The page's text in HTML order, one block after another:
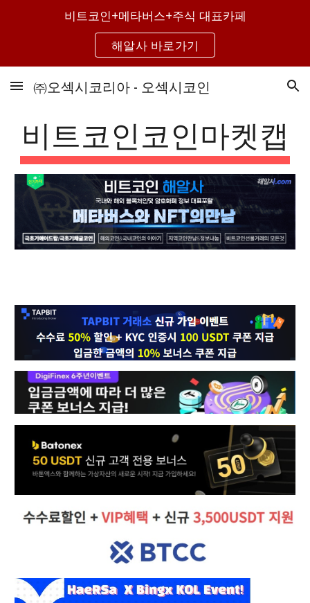
Skip to main content Skip to navigation
비트코인+메타버스+주식 대표카페
해알사 바로가기
㈜오섹시코리아 - 오섹시코인
비트코인코인마켓캡